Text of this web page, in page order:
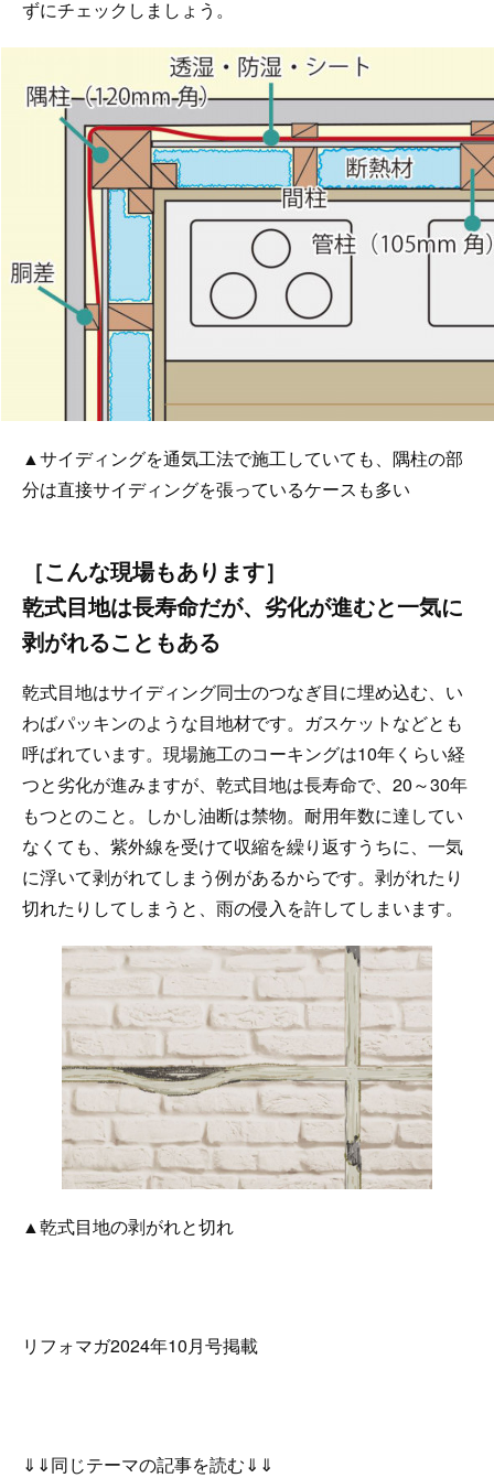
ずにチェックしましょう。
▲サイディングを通気工法で施工していても、隅柱の部
分は直接サイディングを張っているケースも多い
［こんな現場もあります］
乾式目地は長寿命だが、劣化が進むと一気に
剥がれることもある
乾式目地はサイディング同士のつなぎ目に埋め込む、い
わばパッキンのような目地材です。ガスケットなどとも
呼ばれています。現場施工のコーキングは10年くらい経
つと劣化が進みますが、乾式目地は長寿命で、20～30年
もつとのこと。しかし油断は禁物。耐用年数に達してい
なくても、紫外線を受けて収縮を繰り返すうちに、一気
に浮いて剥がれてしまう例があるからです。剥がれたり
切れたりしてしまうと、雨の侵入を許してしまいます。
▲乾式目地の剥がれと切れ
リフォマガ2024年10月号掲載
⇓⇓同じテーマの記事を読む⇓⇓